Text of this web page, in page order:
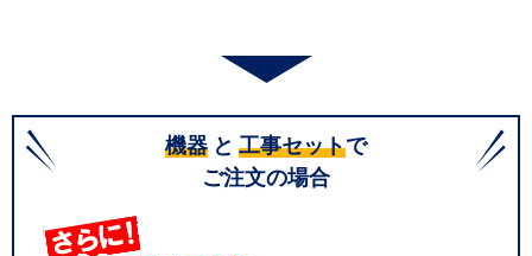
機器 と 工事セットで
ご注文の場合